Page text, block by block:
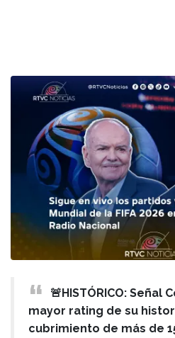
🚨HISTÓRICO:
mayor rating de su
cubrimiento de más de